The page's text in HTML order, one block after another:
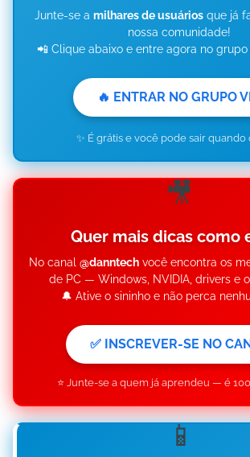
Junte-se a milhares de usuários que já
nossa comunidade!
📲 Clique abaixo e entre agora no
🔥 ENTRAR NO GRUPO
✨ É grátis e você pode sair quando
🎥
Quer mais dicas como
No canal @danntechvocê encontra os
de PC — Windows, NVIDIA, drivers e
🔔 Ative o sininho e não perca
✅ INSCREVER-SE NO
⭐ Junte-se a quem já aprendeu — é
📱